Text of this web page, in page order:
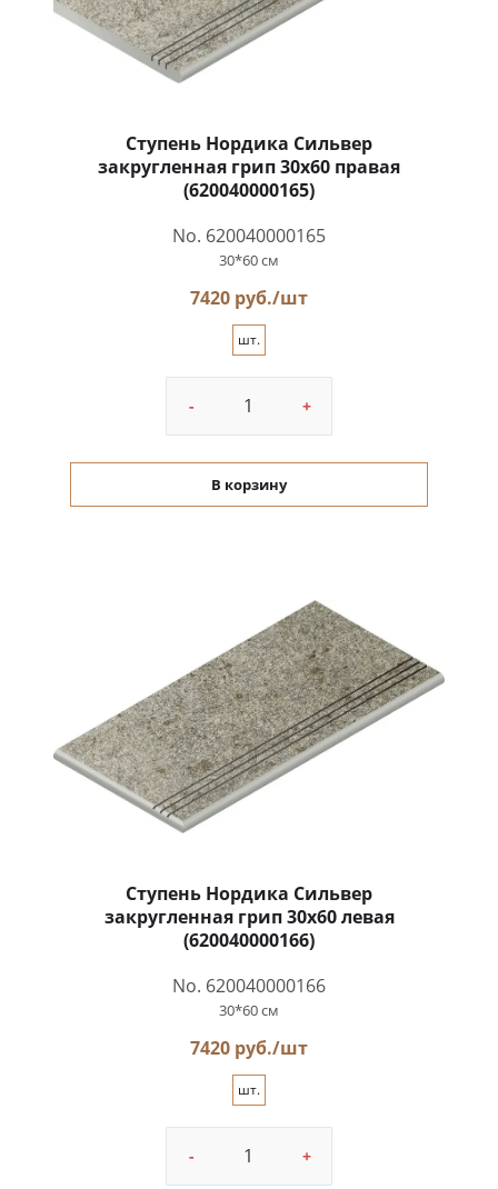
Ступень Нордика Сильвер
закругленная грип 30x60 правая
(620040000165)
No. 620040000165
30*60 см
7420 руб./шт
шт.
- +
В корзину
Ступень Нордика Сильвер
закругленная грип 30x60 левая
(620040000166)
No. 620040000166
30*60 см
7420 руб./шт
шт.
- +